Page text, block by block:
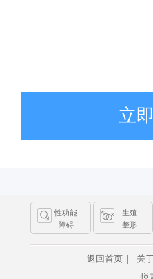
立
性功能
障碍
生殖
整形
返回首页 | 关